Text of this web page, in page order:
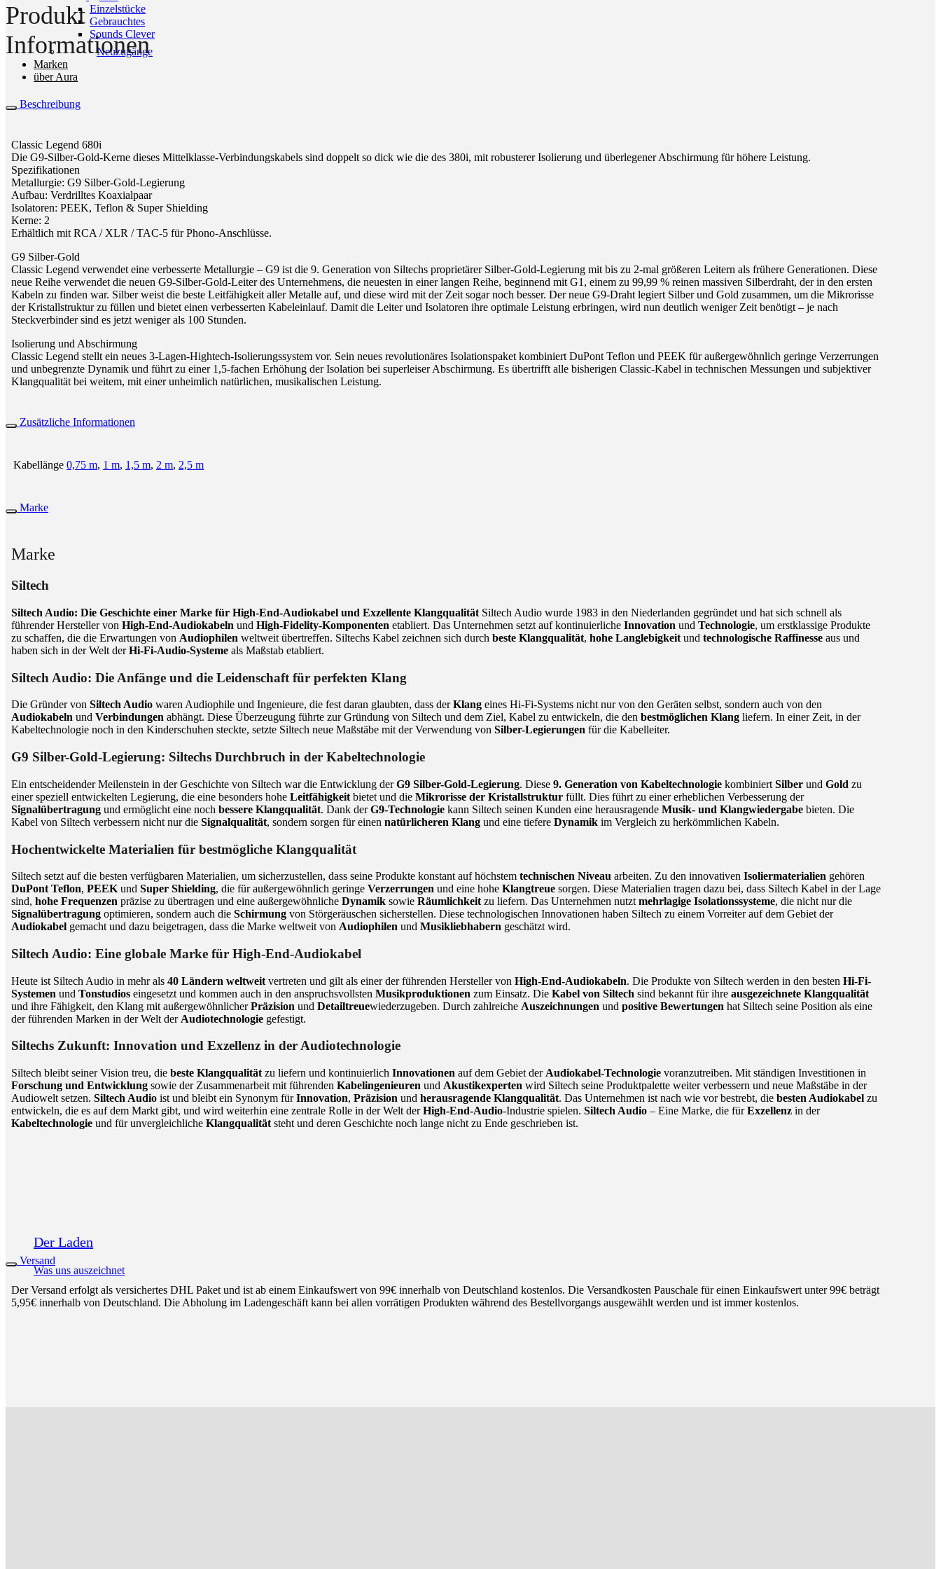
Einzelstücke
Gebrauchtes
Sounds Clever
Neuzugänge
Marken
über Aura
Der Laden
Was uns auszeichnet
Produkt
Informationen
Beschreibung
Classic Legend 680i
Die G9-Silber-Gold-Kerne dieses Mittelklasse-Verbindungskabels sind doppelt so dick wie die des 380i, mit robusterer Isolierung und überlegener Abschirmung für höhere Leistung.
Spezifikationen
Metallurgie: G9 Silber-Gold-Legierung
Aufbau: Verdrilltes Koaxialpaar
Isolatoren: PEEK, Teflon & Super Shielding
Kerne: 2
Erhältlich mit RCA / XLR / TAC-5 für Phono-Anschlüsse.
G9 Silber-Gold
Classic Legend verwendet eine verbesserte Metallurgie – G9 ist die 9. Generation von Siltechs proprietärer Silber-Gold-Legierung mit bis zu 2-mal größeren Leitern als frühere Generationen. Diese
neue Reihe verwendet die neuen G9-Silber-Gold-Leiter des Unternehmens, die neuesten in einer langen Reihe, beginnend mit G1, einem zu 99,99 % reinen massiven Silberdraht, der in den ersten
Kabeln zu finden war. Silber weist die beste Leitfähigkeit aller Metalle auf, und diese wird mit der Zeit sogar noch besser. Der neue G9-Draht legiert Silber und Gold zusammen, um die Mikrorisse
der Kristallstruktur zu füllen und bietet einen verbesserten Kabeleinlauf. Damit die Leiter und Isolatoren ihre optimale Leistung erbringen, wird nun deutlich weniger Zeit benötigt – je nach
Steckverbinder sind es jetzt weniger als 100 Stunden.
Isolierung und Abschirmung
Classic Legend stellt ein neues 3-Lagen-Hightech-Isolierungssystem vor. Sein neues revolutionäres Isolationspaket kombiniert DuPont Teflon und PEEK für außergewöhnlich geringe Verzerrungen
und unbegrenzte Dynamik und führt zu einer 1,5-fachen Erhöhung der Isolation bei superleiser Abschirmung. Es übertrifft alle bisherigen Classic-Kabel in technischen Messungen und subjektiver
Klangqualität bei weitem, mit einer unheimlich natürlichen, musikalischen Leistung.
Zusätzliche Informationen
Kabellänge 0,75 m, 1 m, 1,5 m, 2 m, 2,5 m
Marke
Marke
Siltech
Siltech Audio: Die Geschichte einer Marke für High-End-Audiokabel und Exzellente Klangqualität Siltech Audio wurde 1983 in den Niederlanden gegründet und hat sich schnell als
führender Hersteller von High-End-Audiokabeln und High-Fidelity-Komponenten etabliert. Das Unternehmen setzt auf kontinuierliche Innovation und Technologie, um erstklassige Produkte
zu schaffen, die die Erwartungen von Audiophilen weltweit übertreffen. Siltechs Kabel zeichnen sich durch beste Klangqualität, hohe Langlebigkeit und technologische Raffinesse aus und
haben sich in der Welt derHi-Fi-Audio-Systeme als Maßstab etabliert.
Siltech Audio: Die Anfänge und die Leidenschaft für perfekten Klang
Die Gründer von Siltech Audio waren Audiophile und Ingenieure, die fest daran glaubten, dass derKlang eines Hi-Fi-Systems nicht nur von den Geräten selbst, sondern auch von den
Audiokabeln und Verbindungen abhängt. Diese Überzeugung führte zur Gründung von Siltech und dem Ziel, Kabel zu entwickeln, die den bestmöglichen Klang liefern. In einer Zeit, in der
Kabeltechnologie noch in den Kinderschuhen steckte, setzte Siltech neue Maßstäbe mit der Verwendung von Silber-Legierungen für die Kabelleiter.
G9 Silber-Gold-Legierung: Siltechs Durchbruch in der Kabeltechnologie
Ein entscheidender Meilenstein in der Geschichte von Siltech war die Entwicklung derG9 Silber-Gold-Legierung. Diese 9. Generation von Kabeltechnologie kombiniert Silber und Gold zu
einer speziell entwickelten Legierung, die eine besonders hohe Leitfähigkeit bietet und die Mikrorisse der Kristallstruktur füllt. Dies führt zu einer erheblichen Verbesserung der
Signalübertragung und ermöglicht eine noch bessere Klangqualität. Dank derG9-Technologie kann Siltech seinen Kunden eine herausragende Musik- und Klangwiedergabe bieten. Die
Kabel von Siltech verbessern nicht nur die Signalqualität, sondern sorgen für einen natürlicheren Klang und eine tiefere Dynamik im Vergleich zu herkömmlichen Kabeln.
Hochentwickelte Materialien für bestmögliche Klangqualität
Siltech setzt auf die besten verfügbaren Materialien, um sicherzustellen, dass seine Produkte konstant auf höchstem technischen Niveau arbeiten. Zu den innovativen Isoliermaterialien gehören
DuPont Teflon, PEEK und Super Shielding, die für außergewöhnlich geringe Verzerrungen und eine hohe Klangtreue sorgen. Diese Materialien tragen dazu bei, dass Siltech Kabel in der Lage
sind, hohe Frequenzen präzise zu übertragen und eine außergewöhnliche Dynamik sowie Räumlichkeit zu liefern. Das Unternehmen nutzt mehrlagige Isolationssysteme, die nicht nur die
Signalübertragung optimieren, sondern auch die Schirmung von Störgeräuschen sicherstellen. Diese technologischen Innovationen haben Siltech zu einem Vorreiter auf dem Gebiet der
Audiokabel gemacht und dazu beigetragen, dass die Marke weltweit von Audiophilen und Musikliebhabern geschätzt wird.
Siltech Audio: Eine globale Marke für High-End-Audiokabel
Heute ist Siltech Audio in mehr als 40 Ländern weltweit vertreten und gilt als einer der führenden Hersteller von High-End-Audiokabeln. Die Produkte von Siltech werden in den besten Hi-Fi-
Systemen und Tonstudios eingesetzt und kommen auch in den anspruchsvollsten Musikproduktionen zum Einsatz. Die Kabel von Siltech sind bekannt für ihre ausgezeichnete Klangqualität
und ihre Fähigkeit, den Klang mit außergewöhnlicherPräzision und Detailtreuewiederzugeben. Durch zahlreiche Auszeichnungen und positive Bewertungen hat Siltech seine Position als eine
der führenden Marken in der Welt der Audiotechnologie gefestigt.
Siltechs Zukunft: Innovation und Exzellenz in der Audiotechnologie
Siltech bleibt seiner Vision treu, die beste Klangqualität zu liefern und kontinuierlich Innovationen auf dem Gebiet der Audiokabel-Technologie voranzutreiben. Mit ständigen Investitionen in
Forschung und Entwicklung sowie der Zusammenarbeit mit führenden Kabelingenieuren und Akustikexperten wird Siltech seine Produktpalette weiter verbessern und neue Maßstäbe in der
Audiowelt setzen. Siltech Audio ist und bleibt ein Synonym fürInnovation, Präzision und herausragende Klangqualität. Das Unternehmen ist nach wie vor bestrebt, die besten Audiokabel zu
entwickeln, die es auf dem Markt gibt, und wird weiterhin eine zentrale Rolle in der Welt derHigh-End-Audio-Industrie spielen. Siltech Audio – Eine Marke, die fürExzellenz in der
Kabeltechnologie und für unvergleichliche Klangqualität steht und deren Geschichte noch lange nicht zu Ende geschrieben ist.
Versand
Der Versand erfolgt als versichertes DHL Paket und ist ab einem Einkaufswert von 99€ innerhalb von Deutschland kostenlos. Die Versandkosten Pauschale für einen Einkaufswert unter 99€ beträgt
5,95€ innerhalb von Deutschland. Die Abholung im Ladengeschäft kann bei allen vorrätigen Produkten während des Bestellvorgangs ausgewählt werden und ist immer kostenlos.